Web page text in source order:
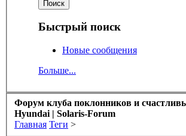
Быстрый поиск
Новые сообщения
Больше...
Форум клуба поклонников и
Hyundai | Solaris-Forum
Главная Теги >